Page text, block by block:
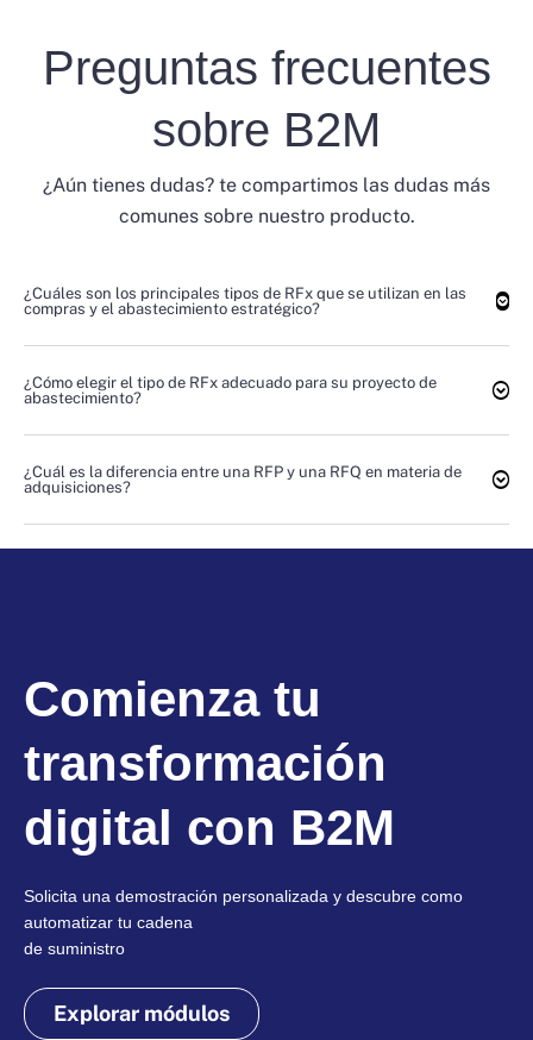
Preguntas frecuentes
sobre B2M
¿Aún tienes dudas? te compartimos las dudas más
comunes sobre nuestro producto.
¿Cuáles son los principales tipos de RFx que se utilizan en las
compras y el abastecimiento estratégico?
¿Cómo elegir el tipo de RFx adecuado para su proyecto de
abastecimiento?
¿Cuál es la diferencia entre una RFP y una RFQ en materia de
adquisiciones?
Comienza tu
transformación
digital con B2M
Solicita una demostración personalizada y descubre como
automatizar tu cadena
de suministro
Explorar módulos